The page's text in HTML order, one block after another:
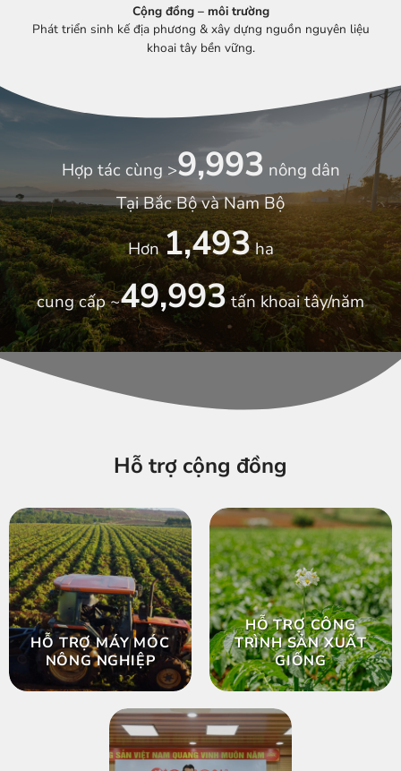
Cộng đồng – môi trường
Phát triển sinh kế địa phương & xây dựng nguồn nguyên liệu
khoai tây bền vững.
Hợp tác cùng > 10,000nông dân
Tại Bắc Bộ và Nam Bộ
Hơn1,500ha
cung cấp ~50,000tấn khoai tây/năm
Hỗ trợ cộng đồng
HỖ TRỢ MÁY MÓC
NÔNG NGHIỆP
HỖ TRỢ CÔNG
TRÌNH SẢN XUẤT
GIỐNG